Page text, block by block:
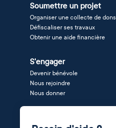
Soumettre un projet
Organiser une collecte de dons
Défiscaliser ses travaux
Obtenir une aide financière
S'engager
Devenir bénévole
Nous rejoindre
Nous donner